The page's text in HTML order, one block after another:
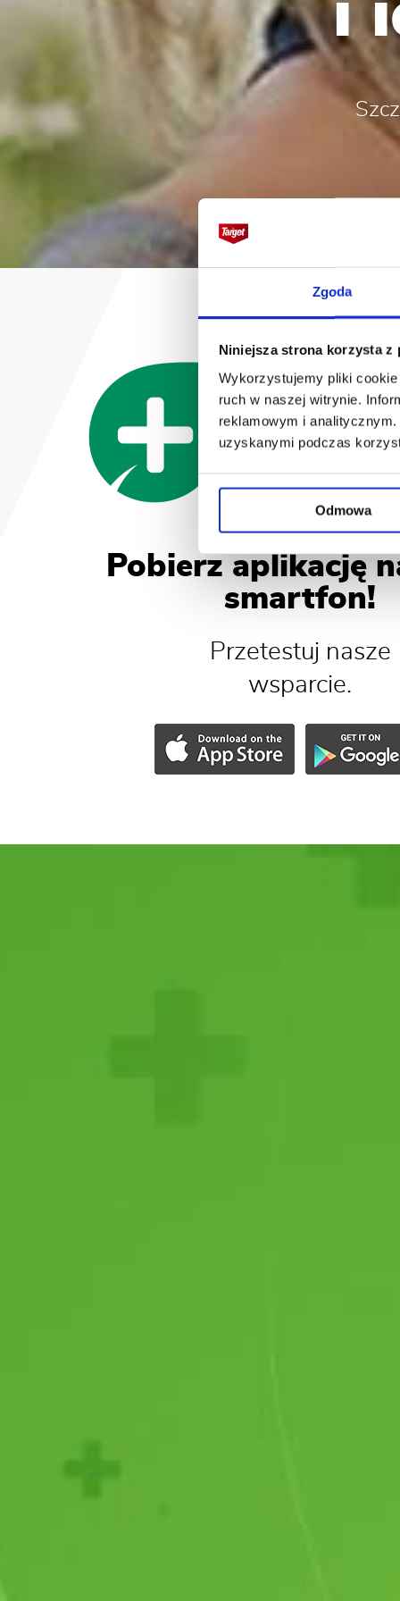
Zgoda
Niniejsza strona korzysta z
Wykorzystujemy pliki
ruch w naszej witrynie.
reklamowym i
uzyskanymi podczas
Odmowa
i
Pobierz aplikację
smartfon!
Przetestuj nasze
wsparcie.